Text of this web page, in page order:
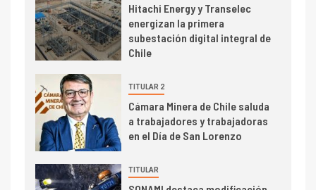
3 I+D
PIB minero impacta el
crecimiento regional: Banco
Central reporta resultados
trimestre
4 I+D
Informe bimensual de
Cochilco: precio del cobre
alcanza máximos por escasez
5 I+D
Hitachi Energy y Transelec
energizan la primera
subestación digital integral de
Chile
TITULAR 2
Cámara Minera de Chile saluda
a trabajadores y trabajadoras
en el Día de San Lorenzo
TITULAR